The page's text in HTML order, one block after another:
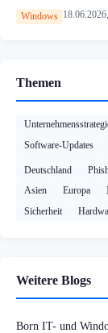
Windows
Themen
Software-Updates
Deutschland
Asien
Europa
Sicherheit
Weitere Blogs
Born IT- und